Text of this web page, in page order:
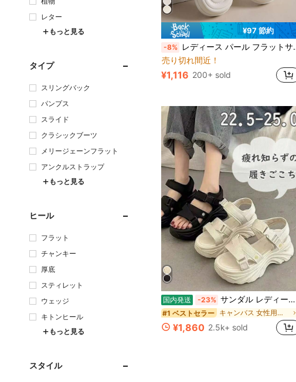
レター
もっと見る
タイプ
スリングバック
パンプス
スライド
クラシックブーツ
メリージェーンフラット
アンクルストラップ
もっと見る
ヒール
フラット
チャンキー
厚底
スティレット
ウェッジ
キトンヒール
もっと見る
スタイル
¥97 節約
-8% レディース パール フラットサンダル 厚底 プラットフォーム クロスストラップ 滑り止め 快適 スリッパ 夏用 ホワイト ビーチサンダル ビーチスリッパ 夏の屋外向け バケーションシューズ [2サイズ小さめ] フラットスリッパ フラットシューズ
#1 ベストセラー 花 女性用スリッパ
売り切れ間近！
#1 ベストセラー
売り切れ間近！
#1 ベストセラー
売り切れ間近！
#1 ベストセラー 花 女性用スリッパ
¥1,116 200+ sold
国内発送 -23% サンダル レディース 厚底 黒 スポーツ 厚底 サンダル 疲れない 痛くない 軽量 歩きやすい スポーツサンダル ダッドシューズ スポサン リラックス感抜群 レディース 履きやすい ビーチスリッパ 美脚靴 母の日 プレゼントギフト
#1 ベストセラー キャンバス 女性用サンダル
¥1,860 2.5k+ sold